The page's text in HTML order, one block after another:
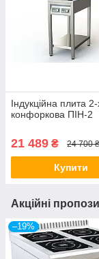
Індукційна плита
конфоркова ПІН-2
21 489 ₴ 24 700 ₴
Купити
Акційні
–19%